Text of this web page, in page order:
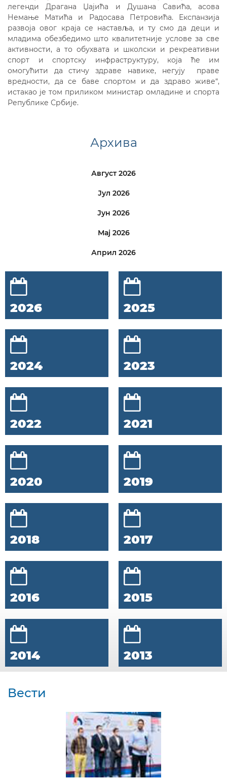
легенди Драгана Џајића и Душана Савића, асова
Немање Матића и Радосава Петровића. Експанзија
развоја овог краја се наставља, и ту смо да деци и
младима обезбедимо што квалитетније услове за све
активности, а то обухвата и школски и рекреативни
спорт и спортску инфраструктуру, која ће им
омогућити да стичу здраве навике, негују праве
вредности, да се баве спортом и да здраво живе“,
истакао је том приликом министар омладине и спорта
Републике Србије.
Архива
Август 2026
Јул 2026
Јун 2026
Мај 2026
Април 2026
2026 2025
2024 2023
2022 2021
2020 2019
2018 2017
2016 2015
2014 2013
Вести